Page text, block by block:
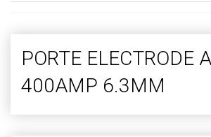
PORTE ELECTRODE
400AMP 6.3MM